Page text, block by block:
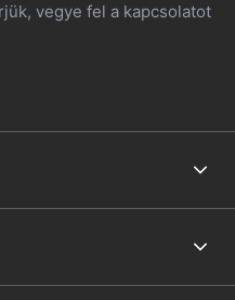
vegye fel a kapcsolatot